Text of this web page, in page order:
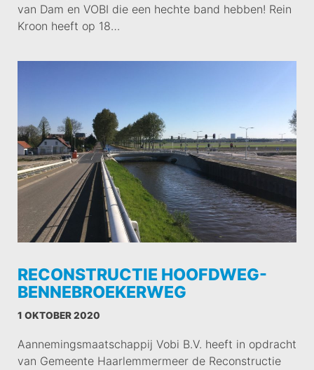
van Dam en VOBI die een hechte band hebben! Rein
Kroon heeft op 18…
RECONSTRUCTIE HOOFDWEG-
BENNEBROEKERWEG
1 OKTOBER 2020
Aannemingsmaatschappij Vobi B.V. heeft in opdracht
van Gemeente Haarlemmermeer de Reconstructie